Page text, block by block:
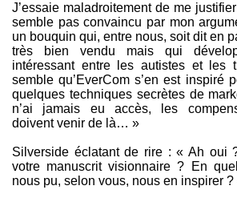
J’essaie maladroitement de me
semble pas convaincu par mon
un bouquin qui, entre nous, soit dit en
très bien vendu mais qui
intéressant entre les autistes et
semble qu’EverCom s’en est inspiré
quelques techniques secrètes de
n’ai jamais eu accès, les
doivent venir de là… »
Silverside éclatant de rire : « Ah oui
votre manuscrit visionnaire ? En
nous pu, selon vous, nous en inspirer ?